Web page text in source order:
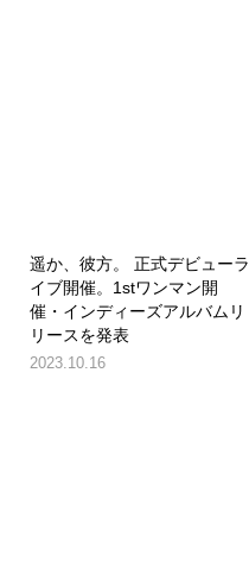
遥か、彼方。 正式デビューラ
イブ開催。1stワンマン開
催・インディーズアルバムリ
リースを発表
2023.10.16